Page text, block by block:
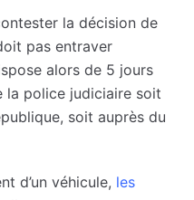
la décision de
pas entraver
alors de 5 jours
la police judiciaire soit
soit auprès du
d’un véhicule, les